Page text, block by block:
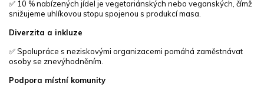
✅ 10 % nabízených jídel je vegetariánských nebo veganských, čímž
snižujeme uhlíkovou stopu spojenou s produkcí masa.
Diverzita a inkluze
✅ Spolupráce s neziskovými organizacemi pomáhá zaměstnávat
osoby se znevýhodněním.
Podpora místní komunity